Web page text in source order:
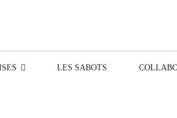
LES SABOTS